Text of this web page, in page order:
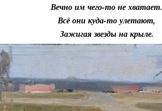
Вечно им чего-то не хватает.
Всё они куда-то улетают,
Зажигая звезды на крыле.